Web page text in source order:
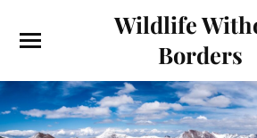
Wildlife
Borders